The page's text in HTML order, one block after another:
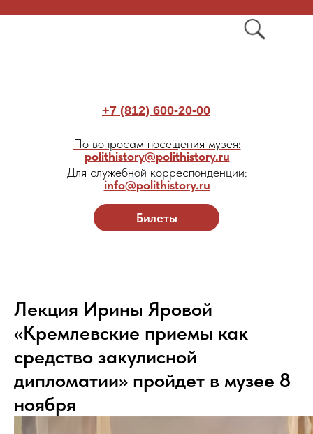
Билеты
+7 (812) 600-20-00
По вопросам посещения музея:
polithistory@polithistory.ru
Для служебной корреспонденции:
info@polithistory.ru
Лекция Ирины Яровой
«Кремлевские приемы как
средство закулисной
дипломатии» пройдет в музее 8
ноября